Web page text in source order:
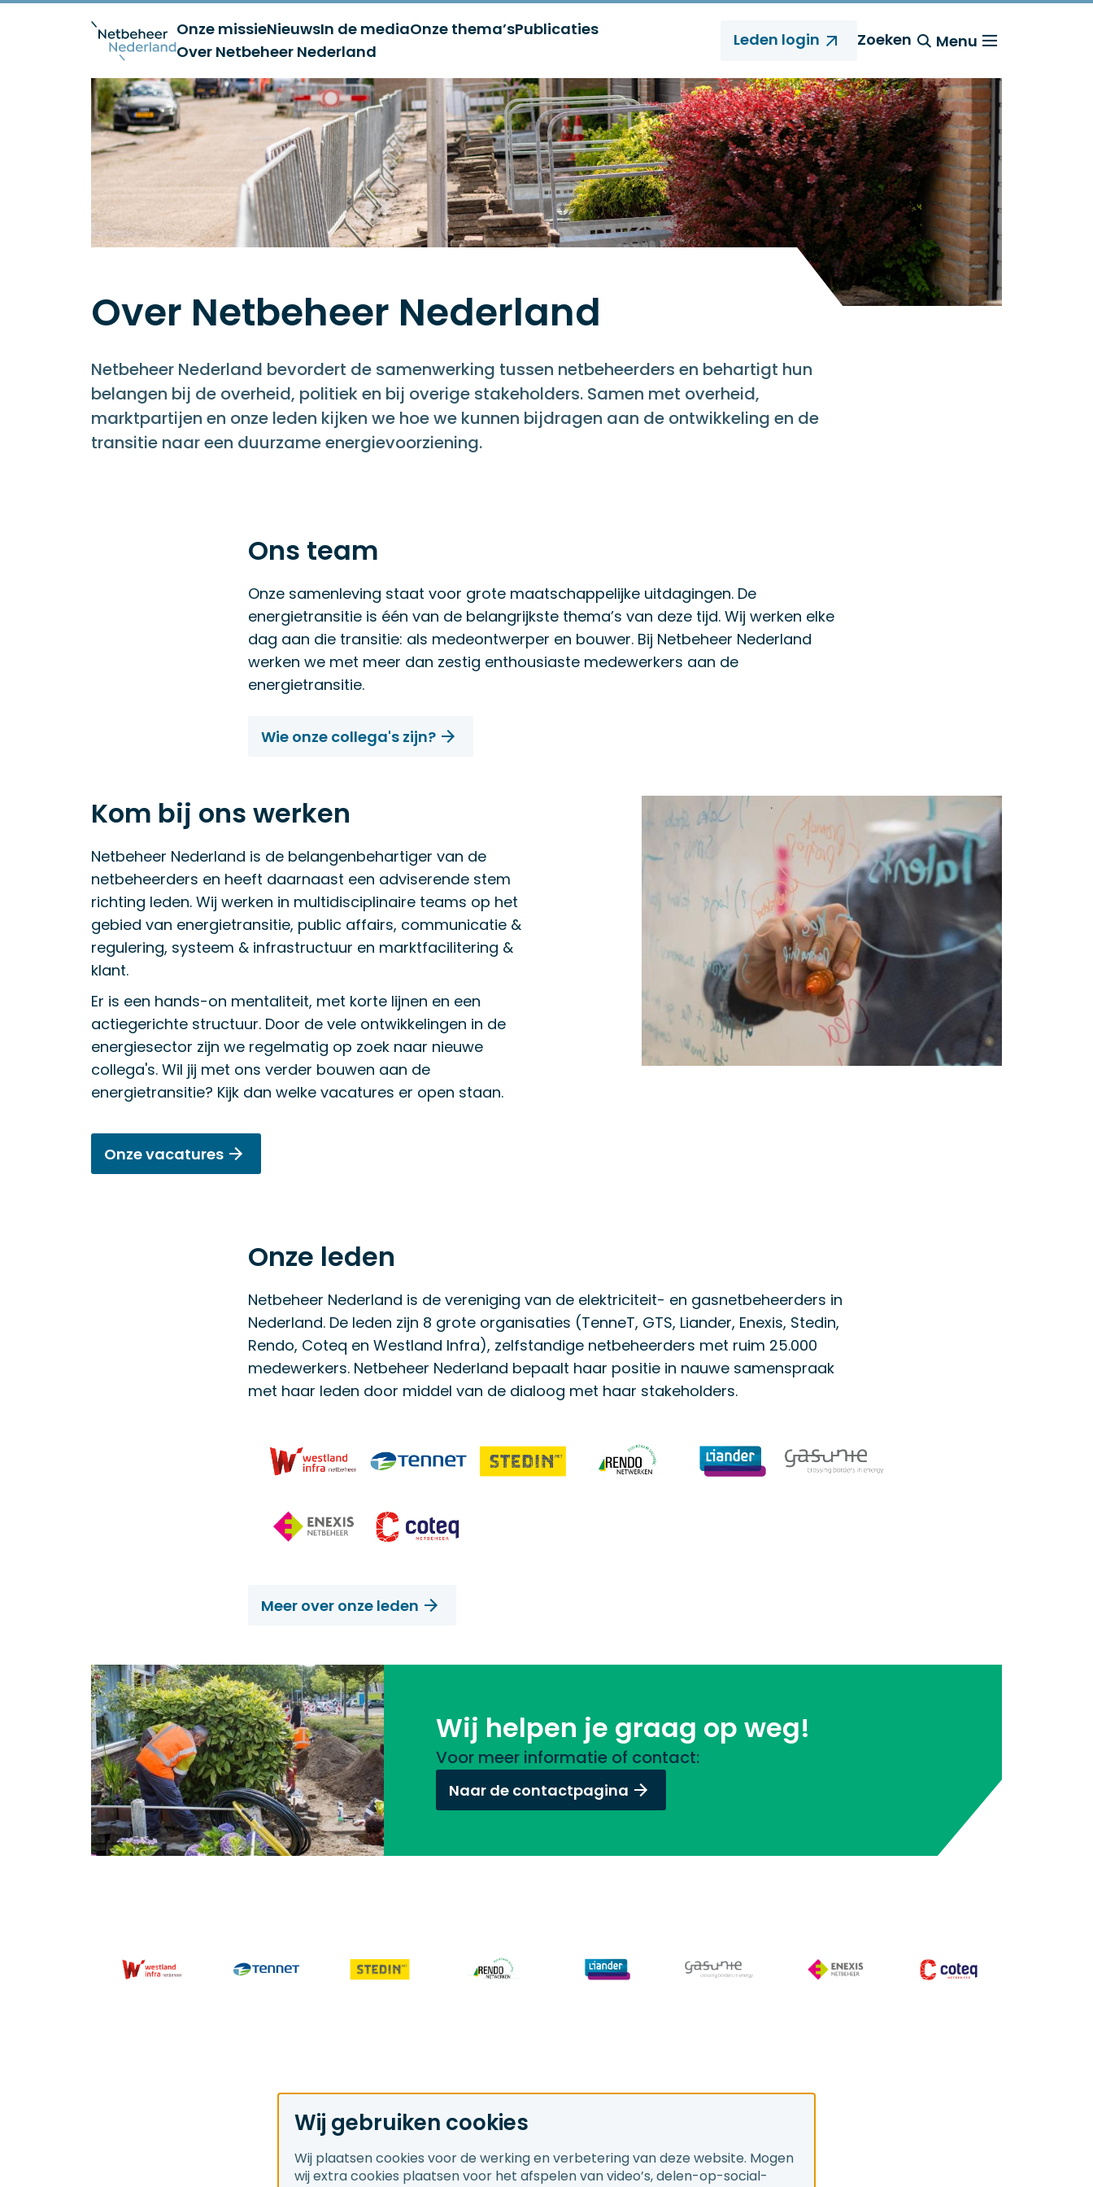
Onze missieNieuwsIn de mediaOnze thema’sPublicaties
Over Netbeheer Nederland
Leden login Zoeken Menu
Over Netbeheer Nederland
Netbeheer Nederland bevordert de samenwerking tussen netbeheerders en behartigt hun
belangen bij de overheid, politiek en bij overige stakeholders. Samen met overheid,
marktpartijen en onze leden kijken we hoe we kunnen bijdragen aan de ontwikkeling en de
transitie naar een duurzame energievoorziening.
Ons team
Onze samenleving staat voor grote maatschappelijke uitdagingen. De
energietransitie is één van de belangrijkste thema’s van deze tijd. Wij werken elke
dag aan die transitie: als medeontwerper en bouwer. Bij Netbeheer Nederland
werken we met meer dan zestig enthousiaste medewerkers aan de
energietransitie.
Wie onze collega's zijn?
Kom bij ons werken
Netbeheer Nederland is de belangenbehartiger van de
netbeheerders en heeft daarnaast een adviserende stem
richting leden. Wij werken in multidisciplinaire teams op het
gebied van energietransitie, public affairs, communicatie &
regulering, systeem & infrastructuur en marktfacilitering &
klant.
Er is een hands-on mentaliteit, met korte lijnen en een
actiegerichte structuur. Door de vele ontwikkelingen in de
energiesector zijn we regelmatig op zoek naar nieuwe
collega's. Wil jij met ons verder bouwen aan de
energietransitie? Kijk dan welke vacatures er open staan.
Onze vacatures
Onze leden
Netbeheer Nederland is de vereniging van de elektriciteit- en gasnetbeheerders in
Nederland. De leden zijn 8 grote organisaties (TenneT, GTS, Liander, Enexis, Stedin,
Rendo, Coteq en Westland Infra), zelfstandige netbeheerders met ruim 25.000
medewerkers. Netbeheer Nederland bepaalt haar positie in nauwe samenspraak
met haar leden door middel van de dialoog met haar stakeholders.
Meer over onze leden
Wij helpen je graag op weg!
Voor meer informatie of contact:
Naar de contactpagina
Wij gebruiken cookies
Wij plaatsen cookies voor de werking en verbetering van deze website. Mogen
wij extra cookies plaatsen voor het afspelen van video’s, delen-op-social-